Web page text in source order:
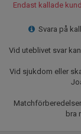
Endast kallade
Svara på
Vid uteblivet svar
Vid sjukdom eller
bra